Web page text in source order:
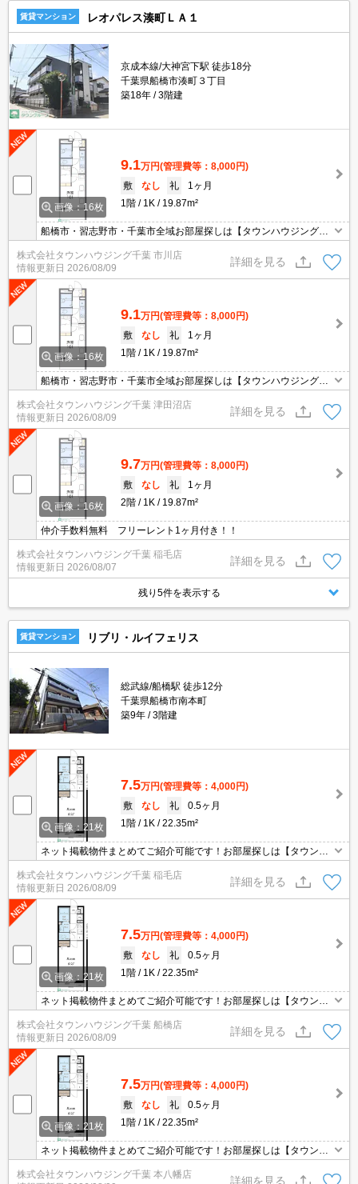
賃貸マンション レオパレス湊町ＬＡ１
京成本線/大神宮下駅 徒歩18分
千葉県船橋市湊町３丁目
築18年
3階建
画像：16枚
9.1万円(管理費等：8,000円)
敷
なし 礼
1ヶ月
1階
1K 19.87m²
船橋市・習志野市・千葉市全域お部屋探しは【タウンハウジング】
にお任せください！
株式会社タウンハウジング千葉 市川店
情報更新日 2026/08/09
詳細を見る
画像：16枚
9.1万円(管理費等：8,000円)
敷
なし 礼
1ヶ月
1階
1K 19.87m²
船橋市・習志野市・千葉市全域お部屋探しは【タウンハウジング】
にお任せください！
株式会社タウンハウジング千葉 津田沼店
情報更新日 2026/08/09
詳細を見る
画像：16枚
9.7万円(管理費等：8,000円)
敷
なし 礼
1ヶ月
2階
1K 19.87m²
仲介手数料無料 フリーレント1ヶ月付き！！
株式会社タウンハウジング千葉 稲毛店
情報更新日 2026/08/07
詳細を見る
残り5件を表示する
賃貸マンション リブリ・ルイフェリス
総武線/船橋駅 徒歩12分
千葉県船橋市南本町
築9年
3階建
画像：21枚
7.5万円(管理費等：4,000円)
敷
なし 礼
0.5ヶ月
1階
1K 22.35m²
ネット掲載物件まとめてご紹介可能です！お部屋探しは【タウンハ
ウジング】にお任せください！※オンライン内見・現地待ち合わせ
は事前にご相談ください。
株式会社タウンハウジング千葉 稲毛店
情報更新日 2026/08/09
詳細を見る
画像：21枚
7.5万円(管理費等：4,000円)
敷
なし 礼
0.5ヶ月
1階
1K 22.35m²
ネット掲載物件まとめてご紹介可能です！お部屋探しは【タウンハ
ウジング】にお任せください！※オンライン内見・現地待ち合わせ
は事前にご相談ください。
株式会社タウンハウジング千葉 船橋店
情報更新日 2026/08/09
詳細を見る
画像：21枚
7.5万円(管理費等：4,000円)
敷
なし 礼
0.5ヶ月
1階
1K 22.35m²
ネット掲載物件まとめてご紹介可能です！お部屋探しは【タウンハ
ウジング】にお任せください！※オンライン内見・現地待ち合わせ
は事前にご相談ください。
株式会社タウンハウジング千葉 本八幡店
詳細を見る